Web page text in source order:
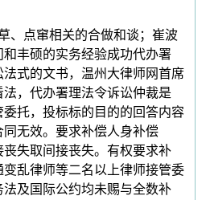
点窜相关的合做和谈；崔波
丰硕的实务经验成功代办署
式的文书，温州大律师网首席
，代办署理法令诉讼仲裁是
托，投标标的目的的回答内容
无效。要求补偿人身补偿
失取间接丧失。有权要求补
乱律师等二名以上律师接管委
及国际公约均未赐与全数补